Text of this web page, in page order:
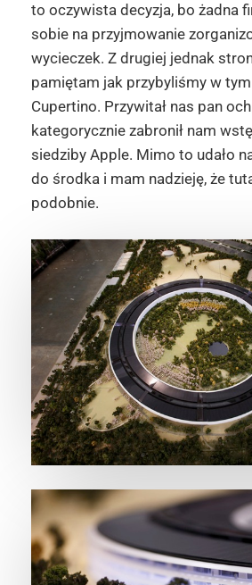
to oczywista decyzja, bo żadna
sobie na przyjmowanie
wycieczek. Z drugiej jednak
pamiętam jak przybyliśmy w
Cupertino. Przywitał nas pan
kategorycznie zabronił nam
siedziby Apple. Mimo to udało
do środka i mam nadzieję, że
podobnie.